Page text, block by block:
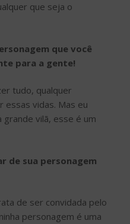
que seja o
que você
para a gente!
tudo, qualquer
vidas. Mas eu
vilã, esse é um
de sua personagem
de ser convidada pelo
personagem é uma